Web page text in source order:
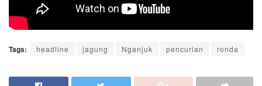
Tags: headline jagung Nganjuk pencurian ronda